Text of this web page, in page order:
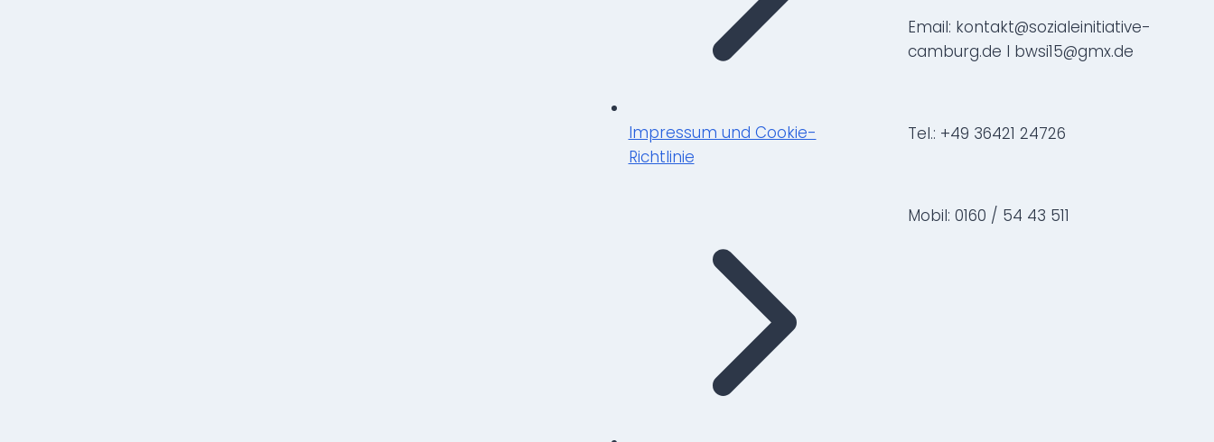
Impressum und Cookie-
Richtlinie
Email: kontakt@sozialeinitiative-
camburg.de I bwsi15@gmx.de
Tel.: +49 36421 24726
Mobil: 0160 / 54 43 511